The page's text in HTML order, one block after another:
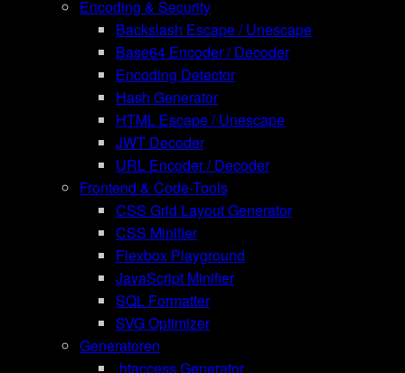
Encoding & Security
Backslash Escape / Unescape
Base64 Encoder / Decoder
Encoding Detector
Hash Generator
HTML Escape / Unescape
JWT Decoder
URL Encoder / Decoder
Frontend & Code-Tools
CSS Grid Layout Generator
CSS Minifier
Flexbox Playground
JavaScript Minifier
SQL Formatter
SVG Optimizer
Generatoren
.htaccess Generator